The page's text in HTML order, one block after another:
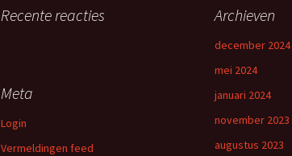
Recente reacties Archieven
december 2024
mei 2024
januari 2024
november 2023
augustus 2023
Meta
Login
Vermeldingen feed